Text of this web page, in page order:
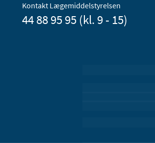
Kontakt Lægemiddelstyrelsen
44 88 95 95 (kl. 9 - 15)